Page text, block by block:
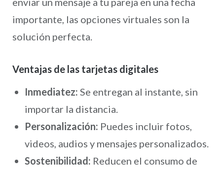
importante, las opciones virtuales son la
solución perfecta.
Ventajas de las tarjetas digitales
Inmediatez: Se entregan al instante, sin
importar la distancia.
Personalización: Puedes incluir fotos,
videos, audios y mensajes personalizados.
Sostenibilidad: Reducen el consumo de